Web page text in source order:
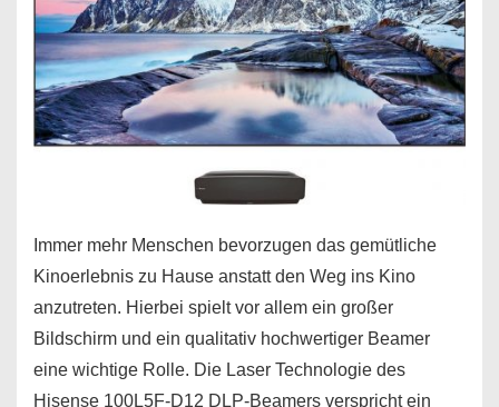
Immer mehr Menschen bevorzugen das gemütliche
Kinoerlebnis zu Hause anstatt den Weg ins Kino
anzutreten. Hierbei spielt vor allem ein großer
Bildschirm und ein qualitativ hochwertiger Beamer
eine wichtige Rolle. Die Laser Technologie des
Hisense 100L5F-D12 DLP-Beamers verspricht ein